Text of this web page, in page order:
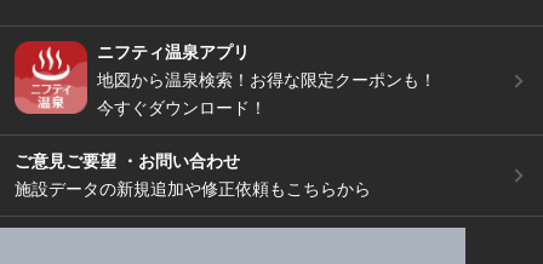
ニフティ温泉アプリ
地図から温泉検索！お得な限定クーポンも！
今すぐダウンロード！
ご意見ご要望 ・お問い合わせ
施設データの新規追加や修正依頼もこちらから